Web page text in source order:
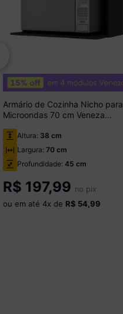
Armário de Cozinha Nicho para
Microondas 70 cm Veneza
Altura: 38 cm
Largura:70 cm
Profundidade:45 cm
R$ 197,99 no pix
ou em até 4x de R$ 54,99